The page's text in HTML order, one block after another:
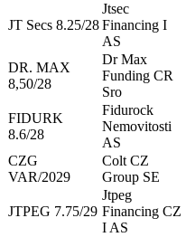
JT Secs 8.25/28
Jtsec
Financing I
AS
DR. MAX
8,50/28
Dr Max
Funding CR
Sro
FIDURK
8.6/28
Fidurock
Nemovitosti
AS
CZG
VAR/2029
Colt CZ
Group SE
JTPEG 7.75/29
Jtpeg
Financing CZ
I AS